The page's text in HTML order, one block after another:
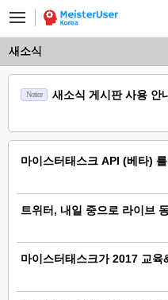
새소식
Notice 새소식 게시판 사용 안
마이스터태스크 API (베타)
트위터, 내일 중으로 라이브
마이스터태스크가 2017 교